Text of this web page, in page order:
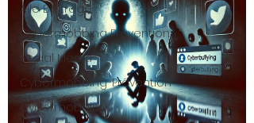
Alle Beiträge
Cybermobbing Prävention
Social Media
Cybermobbing-Prävention
Cybermobbing